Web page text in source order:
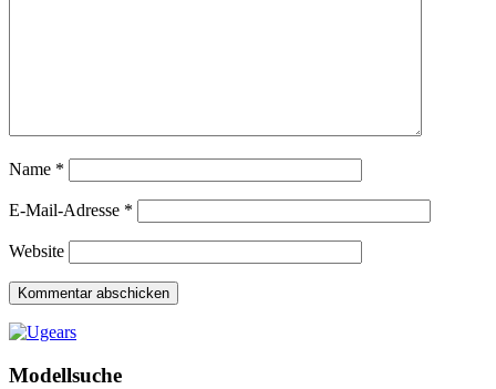
Name *
E-Mail-Adresse *
Website
Modellsuche